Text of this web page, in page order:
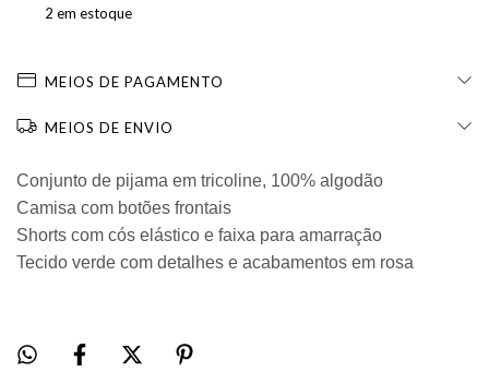
2 em estoque
MEIOS DE PAGAMENTO
MEIOS DE ENVIO
Conjunto de pijama em tricoline, 100% algodão
Camisa com botões frontais
Shorts com cós elástico e faixa para amarração
Tecido verde com detalhes e acabamentos em rosa